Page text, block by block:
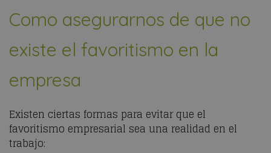
Como asegurarnos de que no
existe el favoritismo en la
empresa
Existen ciertas formas para evitar que el
favoritismo empresarial sea una realidad en el
trabajo: